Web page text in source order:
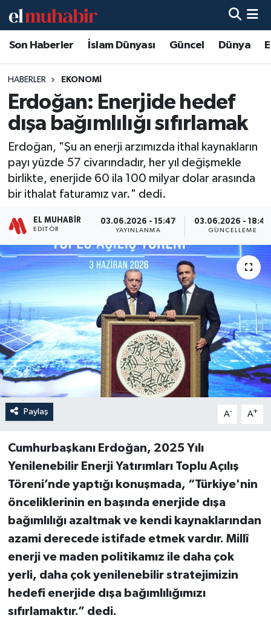
Son Haberler İslam Dünyası Güncel Dünya
HABERLER EKONOMI
Erdoğan: Enerjide hedef
dışa bağımlılığı sıfırlamak
Erdoğan, "Şu an enerji arzımızda ithal kaynakların
payı yüzde 57 civarındadır, her yıl değişmekle
birlikte, enerjide 60 ila 100 milyar dolar arasında
bir ithalat faturamız var." dedi.
EL MUHABIR
EDITÖR
03.06.2026 - 15:47
YAYINLANMA
03.06.2026 - 18:40
GÜNCELLEME
Paylaş A- A+
Cumhurbaşkanı Erdoğan, 2025 Yılı
Yenilenebilir Enerji Yatırımları Toplu Açılış
Töreni’nde yaptığı konuşmada, “Türkiye'nin
önceliklerinin en başında enerjide dışa
bağımlılığı azaltmak ve kendi kaynaklarından
azami derecede istifade etmek vardır. Millî
enerji ve maden politikamız ile daha çok
yerli, daha çok yenilenebilir stratejimizin
hedefi enerjide dışa bağımlılığımızı
sıfırlamaktır.” dedi.
Hava Durumu
Trafik Durumu
Süper Lig Puan Durumu ve Fikstür
Son Dakika Haberleri
Haber Arşivi